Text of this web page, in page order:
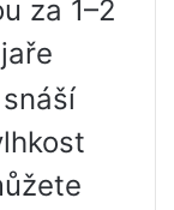
za 1–2